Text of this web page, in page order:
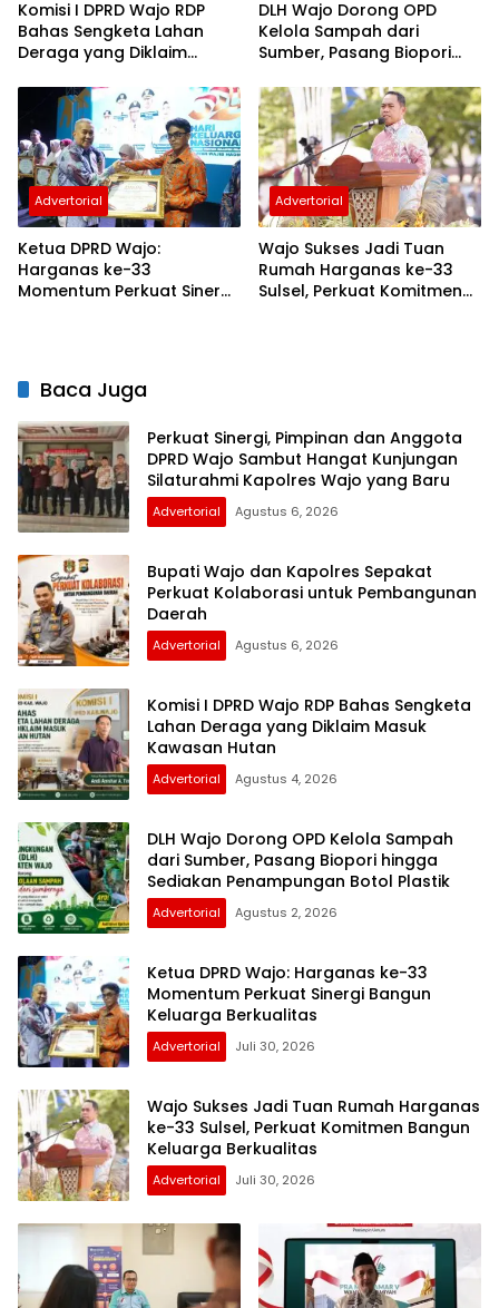
Komisi I DPRD Wajo RDP
Bahas Sengketa Lahan
Deraga yang Diklaim
DLH Wajo Dorong OPD
Kelola Sampah dari
Sumber, Pasang Biopori
Penampungan Botol
Plastik
Advertorial
Ketua DPRD Wajo:
Harganas ke-33
Momentum Perkuat Sinergi
Advertorial
Wajo Sukses Jadi Tuan
Rumah Harganas ke-33
Sulsel, Perkuat Komitmen
Baca Juga
Perkuat Sinergi, Pimpinan dan Anggota
DPRD Wajo Sambut Hangat Kunjungan
Silaturahmi Kapolres Wajo yang Baru
Advertorial Agustus 6, 2026
Bupati Wajo dan Kapolres Sepakat
Perkuat Kolaborasi untuk Pembangunan
Daerah
Advertorial Agustus 6, 2026
Komisi I DPRD Wajo RDP Bahas Sengketa
Lahan Deraga yang Diklaim Masuk
Kawasan Hutan
Advertorial Agustus 4, 2026
DLH Wajo Dorong OPD Kelola Sampah
dari Sumber, Pasang Biopori hingga
Sediakan Penampungan Botol Plastik
Advertorial Agustus 2, 2026
Ketua DPRD Wajo: Harganas ke-33
Momentum Perkuat Sinergi Bangun
Keluarga Berkualitas
Advertorial Juli 30, 2026
Wajo Sukses Jadi Tuan Rumah Harganas
ke-33 Sulsel, Perkuat Komitmen Bangun
Keluarga Berkualitas
Advertorial Juli 30, 2026